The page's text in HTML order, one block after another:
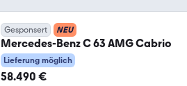
Gesponsert NEU
Mercedes-Benz C 63 AMG Cabrio
Lieferung möglich
58.490 €